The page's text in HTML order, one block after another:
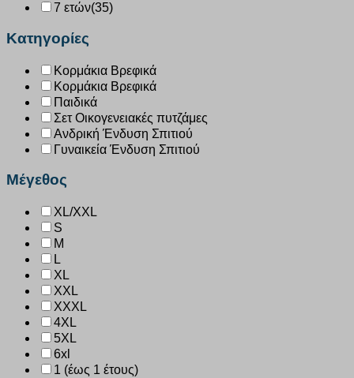
7 ετών(35)
Κατηγορίες
Κορμάκια Βρεφικά
Κορμάκια Βρεφικά
Παιδικά
Σετ Οικογενειακές πυτζάμες
Ανδρική Ένδυση Σπιτιού
Γυναικεία Ένδυση Σπιτιού
Μέγεθος
XL/XXL
S
M
L
XL
XXL
XXXL
4XL
5XL
6xl
1 (έως 1 έτους)